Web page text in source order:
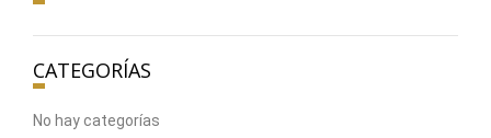
CATEGORÍAS
No hay categorías